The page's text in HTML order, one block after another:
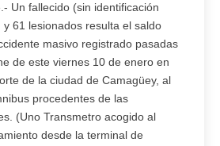
Un fallecido (sin identificación
61 lesionados resulta el saldo
masivo registrado pasadas
de este viernes 10 de enero en
de la ciudad de Camagüey, al
procedentes de las
(Uno Transmetro acogido al
desde la terminal de